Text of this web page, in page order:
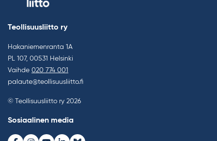
Teollisuusliitto ry
Hakaniemenranta 1A
PL 107, 00531 Helsinki
Vaihde 020 774 001
palaute@teollisuusliitto.fi
© Teollisuusliitto ry 2026
Sosiaalinen media